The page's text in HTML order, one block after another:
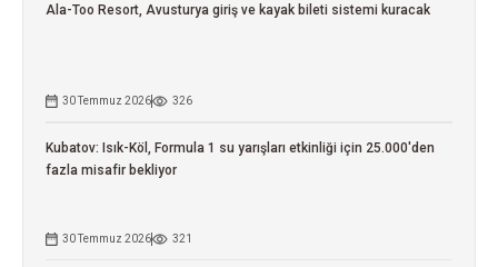
Ala-Too Resort, Avusturya giriş ve kayak bileti sistemi kuracak
30 Temmuz 2026 326
Kubatov: Isık-Köl, Formula 1 su yarışları etkinliği için 25.000'den
fazla misafir bekliyor
30 Temmuz 2026 321